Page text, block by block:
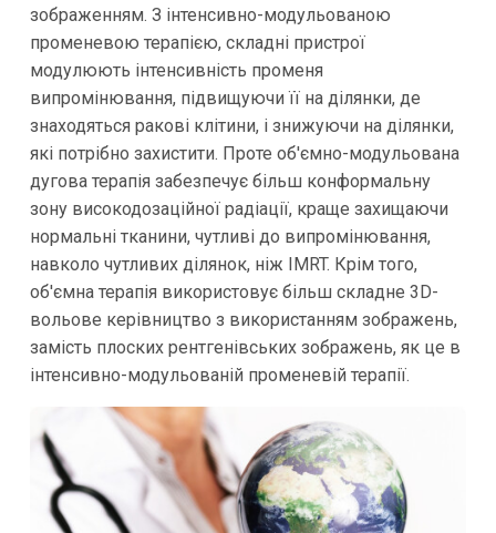
зображенням. З інтенсивно-модульованою
променевою терапією, складні пристрої
модулюють інтенсивність променя
випромінювання, підвищуючи її на ділянки, де
знаходяться ракові клітини, і знижуючи на ділянки,
які потрібно захистити. Проте об'ємно-модульована
дугова терапія забезпечує більш конформальну
зону високодозаційної радіації, краще захищаючи
нормальні тканини, чутливі до випромінювання,
навколо чутливих ділянок, ніж IMRT. Крім того,
об'ємна терапія використовує більш складне 3D-
вольове керівництво з використанням зображень,
замість плоских рентгенівських зображень, як це в
інтенсивно-модульованій променевій терапії.